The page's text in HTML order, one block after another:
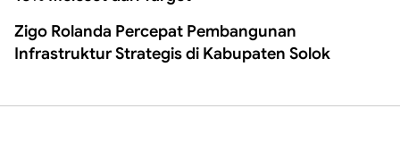
Zigo Rolanda Percepat Pembangunan
Infrastruktur Strategis di Kabupaten Solok